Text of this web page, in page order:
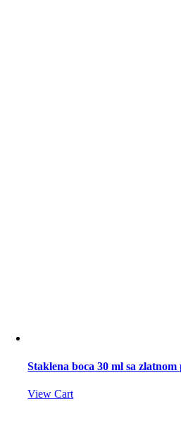
Staklena boca 30 ml sa zlatnom
View Cart